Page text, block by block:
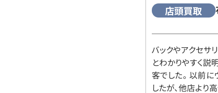
店頭買取
バックやアクセサ
とわかりやすく説
客でした。 以前
したが、他店より